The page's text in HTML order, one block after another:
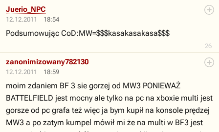
12.12.2011 18:54
26
Juerio_NPC
Podsumowując CoD:MW=$$$kasakasakasa$$$
12.12.2011 18:59
zanonimizowany782130
moim zdaniem BF 3 sie gorzej od MW3 PONIEWAŻ
BATTELFIELD jest mocny ale tylko na pc na xboxie multi jest
gorsze od pc grafa też więc ja bym kupił na konsole prędzej
MW3 a po zatym kumpel mówił mi że na multi w BF3 jest